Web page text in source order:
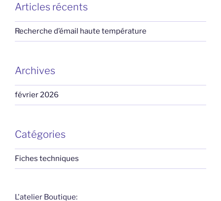
Articles récents
Recherche d’émail haute température
Archives
février 2026
Catégories
Fiches techniques
L'atelier Boutique: